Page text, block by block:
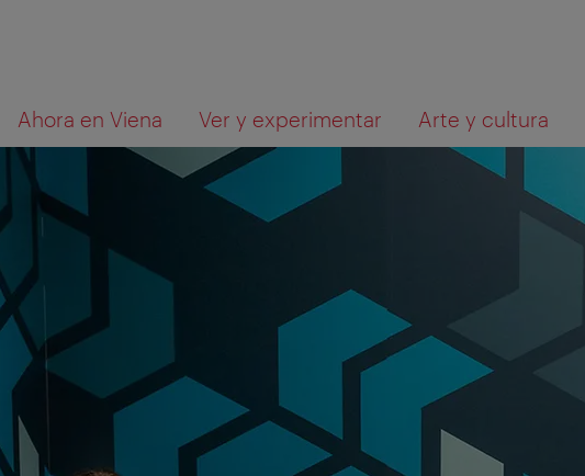
la
navegación
contenido
Ahora en Viena Ver y experimentar Arte y cultura
Qué
está
buscando?